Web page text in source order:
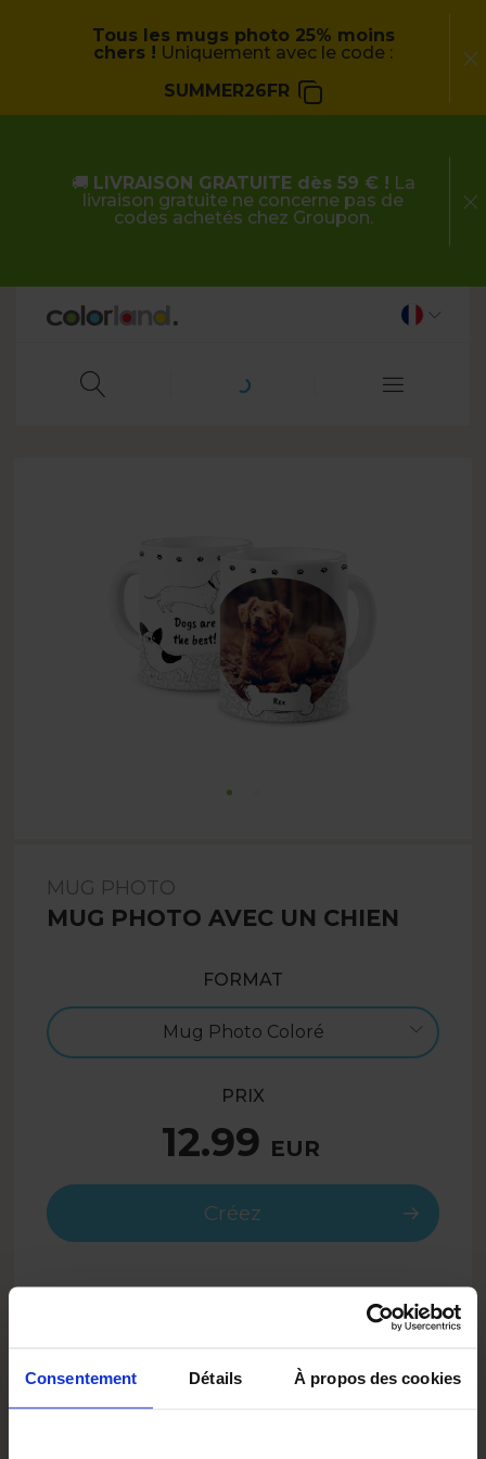
Consentement Détails À propos des cookies
Tous les mugs photo 25% moins
chers ! Uniquement avec le code :
SUMMER26FR
🚚 LIVRAISON GRATUITE dès 59 € ! La
livraison gratuite ne concerne pas de
codes achetés chez Groupon.
MUG PHOTO
MUG PHOTO AVEC UN CHIEN
FORMAT
Mug Photo Coloré
PRIX
12.99 EUR
Créez